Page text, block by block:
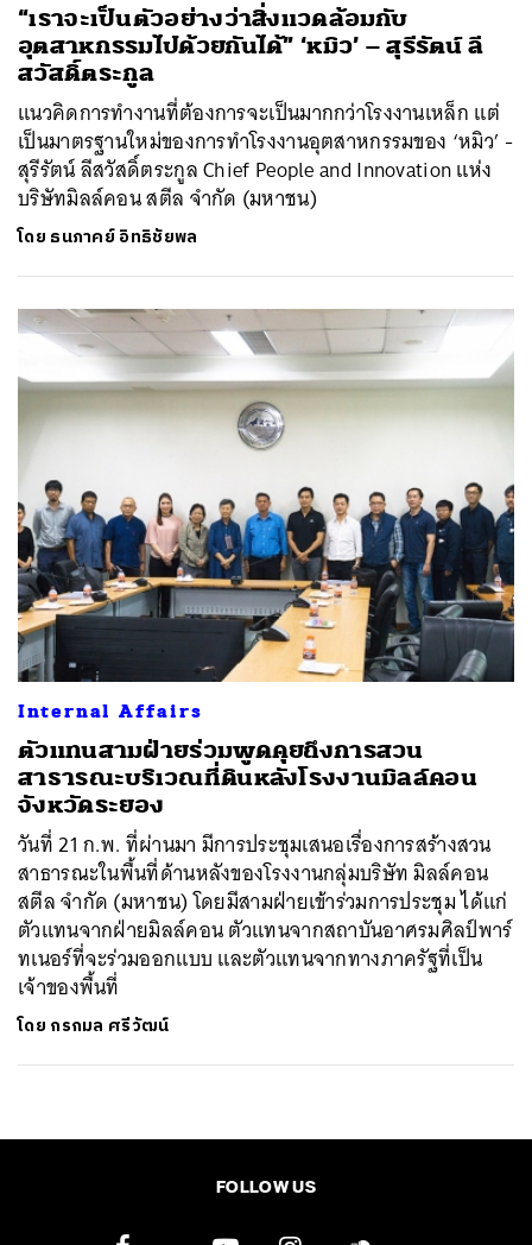
“เราจะเป็นตัวอย่างว่าสิ่งแวดล้อมกับ
อุตสาหกรรมไปด้วยกันได้” ‘หมิว’ – สุรีรัตน์ ลี
สวัสดิ์ตระกูล
แนวคิดการทำงานที่ต้องการจะเป็นมากกว่าโรงงานเหล็ก แต่
เป็นมาตรฐานใหม่ของการทำโรงงานอุตสาหกรรมของ ‘หมิว’ -
สุรีรัตน์ ลีสวัสดิ์ตระกูล Chief People and Innovation แห่ง
บริษัทมิลล์คอน สตีล จำกัด (มหาชน)
โดย ธนภาคย์ อิทธิชัยพล
Internal Affairs
ตัวแทนสามฝ่ายร่วมพูดคุยถึงการสวน
สาธารณะบริเวณที่ิดินหลังโรงงานมิลล์คอน
จังหวัดระยอง
วันที่ 21 ก.พ. ที่ผ่านมา มีการประชุมเสนอเรื่องการสร้างสวน
สาธารณะในพื้นที่ด้านหลังของโรงงานกลุ่มบริษัท มิลล์คอน
สตีล จำกัด (มหาชน) โดยมีสามฝ่ายเข้าร่วมการประชุม ได้แก่
ตัวแทนจากฝ่ายมิลล์คอน ตัวแทนจากสถาบันอาศรมศิลป์พาร์
ทเนอร์ที่จะร่วมออกแบบ และตัวแทนจากทางภาครัฐที่เป็น
เจ้าของพื้นที่
โดย กรกมล ศรีวัฒน์
FOLLOW US